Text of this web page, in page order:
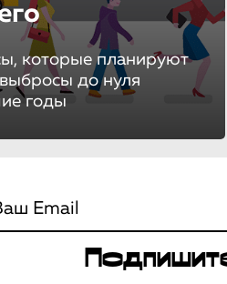
которые планируют
до нуля
годы
Email